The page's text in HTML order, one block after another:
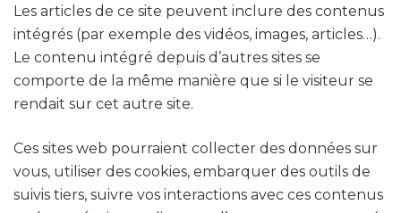
Les articles de ce site peuvent inclure des contenus
intégrés (par exemple des vidéos, images, articles…).
Le contenu intégré depuis d’autres sites se
comporte de la même manière que si le visiteur se
rendait sur cet autre site.
Ces sites web pourraient collecter des données sur
vous, utiliser des cookies, embarquer des outils de
suivis tiers, suivre vos interactions avec ces contenus